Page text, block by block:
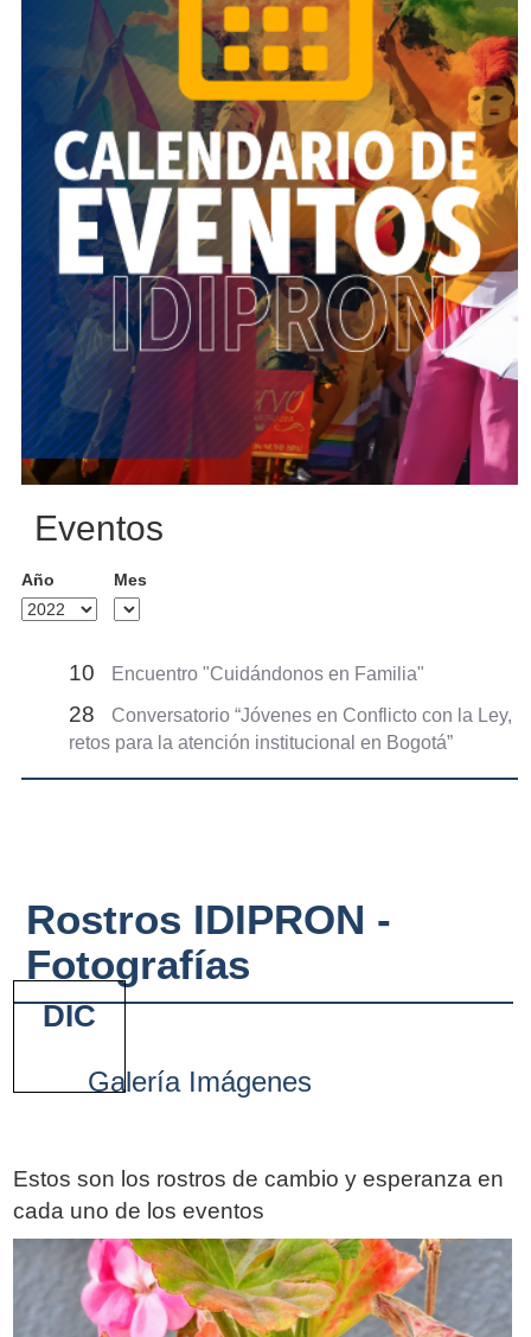
Eventos
Año Mes
10 Encuentro "Cuidándonos en Familia"
28
Conversatorio “Jóvenes en Conflicto con la Ley,
retos para la atención institucional en Bogotá”
Rostros IDIPRON -
Fotografías
Galería Imágenes
Estos son los rostros de cambio y esperanza en
cada uno de los eventos
DIC